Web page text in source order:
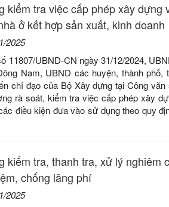
kiểm tra việc cấp phép xây dựng
ở kết hợp sản xuất, kinh doanh
2025
11807/UBND-CN ngày 31/12/2024,
Nam, UBND các huyện, thành phố,
chỉ đạo của Bộ Xây dựng tại Công
rà soát, kiểm tra việc cấp phép xây
điều kiện đưa vào sử dụng theo quy
kiểm tra, thanh tra, xử lý nghiêm
chống lãng phí
2025